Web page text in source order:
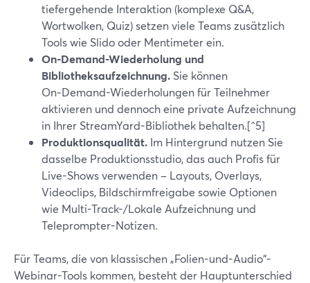
tiefergehende Interaktion (komplexe Q&A,
Wortwolken, Quiz) setzen viele Teams zusätzlich
Tools wie Slido oder Mentimeter ein.
On‑Demand-Wiederholung und
Bibliotheksaufzeichnung. Sie können
On‑Demand-Wiederholungen für Teilnehmer
aktivieren und dennoch eine private Aufzeichnung
in Ihrer StreamYard-Bibliothek behalten.[^5]
Produktionsqualität. Im Hintergrund nutzen Sie
dasselbe Produktionsstudio, das auch Profis für
Live-Shows verwenden – Layouts, Overlays,
Videoclips, Bildschirmfreigabe sowie Optionen
wie Multi-Track-/Lokale Aufzeichnung und
Teleprompter-Notizen.
Für Teams, die von klassischen „Folien-und-Audio“-
Webinar-Tools kommen, besteht der Hauptunterschied